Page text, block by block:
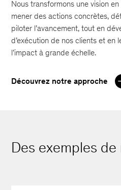
Nous transformons une vision
mener des actions concrètes,
piloter l’avancement, tout en
d’exécution de nos clients et en
l’impact à grande échelle.
Découvrez notre approche
Des exemples